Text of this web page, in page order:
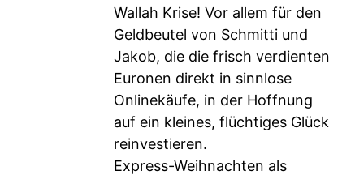
Wallah Krise! Vor allem für den
Geldbeutel von Schmitti und
Jakob, die die frisch verdienten
Euronen direkt in sinnlose
Onlinekäufe, in der Hoffnung
auf ein kleines, flüchtiges Glück
reinvestieren.
Express-Weihnachten als